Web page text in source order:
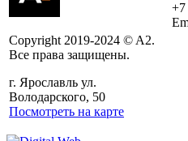
Copyright 2019-2024 © A2.
Все права защищены.
г. Ярославль ул.
Володарского, 50
Посмотреть на карте
+7